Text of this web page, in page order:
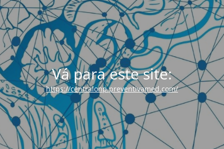
Vá para este site:
https://centralonp.preventivamed.com/